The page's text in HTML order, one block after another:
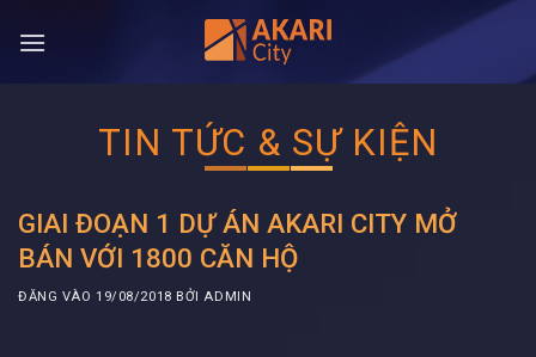
qua
TIN TỨC & SỰ KIỆN
GIAI ĐOẠN 1 DỰ ÁN AKARI CITY MỞ
BÁN VỚI 1800 CĂN HỘ
ĐĂNG VÀO19/08/2018 BỞIADMIN